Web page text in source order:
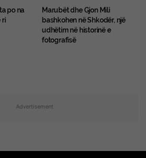
po na
ri
Marubët dhe Gjon Mili
bashkohen në Shkodër, një
udhëtim në historinë e
fotografisë
Advertisement